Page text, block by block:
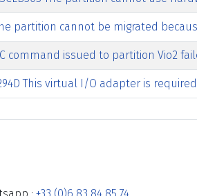
The partition cannot be migrated
command issued to partition Vio2
This virtual I/O adapter is